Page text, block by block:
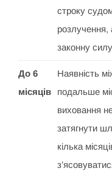
строку
розлучення,
законну
До 6
місяців
Наявність
подальше
виховання
затягнути
кілька